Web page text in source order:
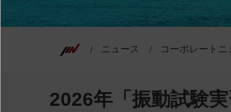
ニュース コーポレートニ
2026年「振動試験